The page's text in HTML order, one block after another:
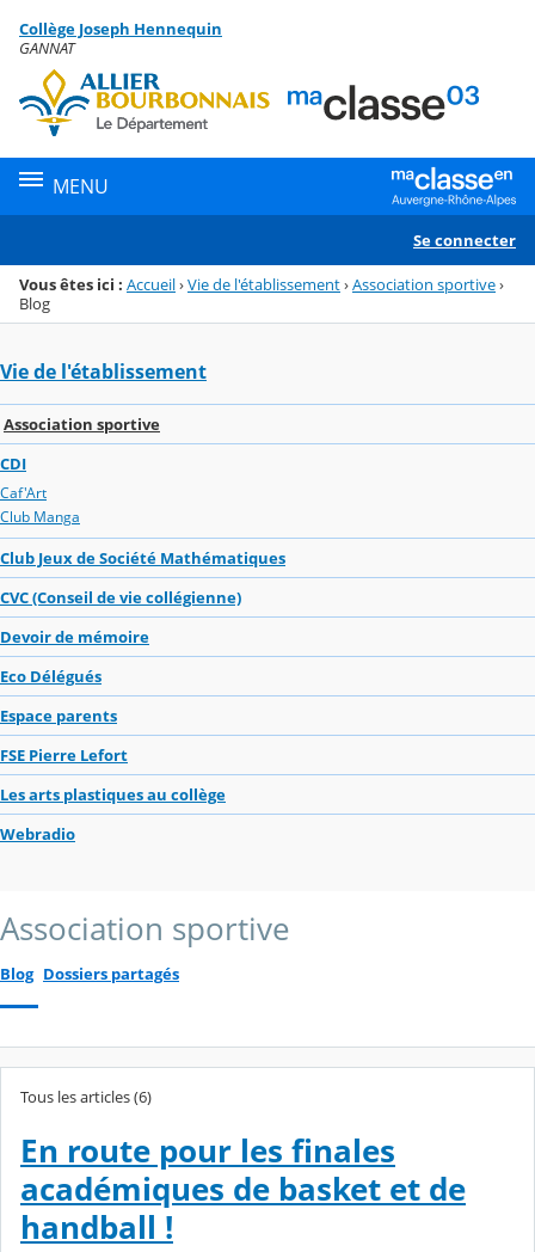
Menu de la rubrique
Contenu
Collège Joseph Hennequin
GANNAT
MENU
Se connecter
Vous êtes ici : Accueil›Vie de l'établissement›Association sportive›
Blog
Vie de l'établissement
Association sportive
CDI
Caf'Art
Club Manga
Club Jeux de Société Mathématiques
CVC (Conseil de vie collégienne)
Devoir de mémoire
Eco Délégués
Espace parents
FSE Pierre Lefort
Les arts plastiques au collège
Webradio
Association sportive
Blog Dossiers partagés
Tous les articles (6)
En route pour les finales
académiques de basket et de
handball !